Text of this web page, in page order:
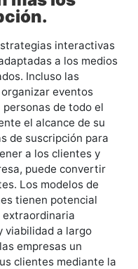
interactivas
a los medios
Incluso las
eventos
de todo el
el alcance de su
de suscripción para
a los clientes y
puede convertir
Los modelos de
tienen potencial
extraordinaria
viabilidad a largo
empresas un
clientes mediante la